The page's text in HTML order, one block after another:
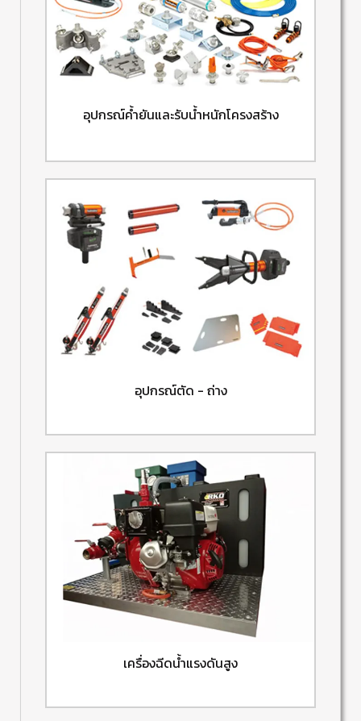
อุปกรณ์ค้ำยันและรับน้ำหนักโครงสร้าง
อุปกรณ์ตัด - ถ่าง
เครื่องฉีดน้ำแรงดันสูง